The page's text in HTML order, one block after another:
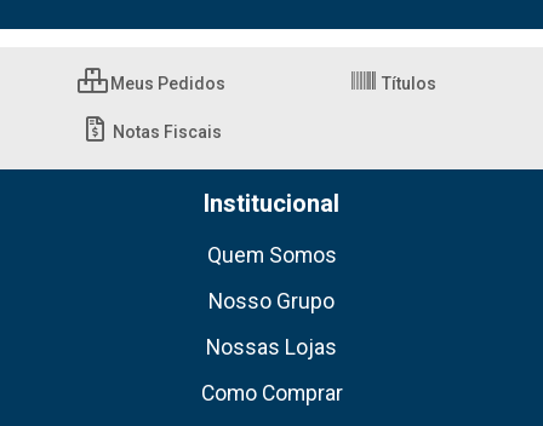
Meus Pedidos Títulos
Notas Fiscais
Institucional
Quem Somos
Nosso Grupo
Nossas Lojas
Como Comprar